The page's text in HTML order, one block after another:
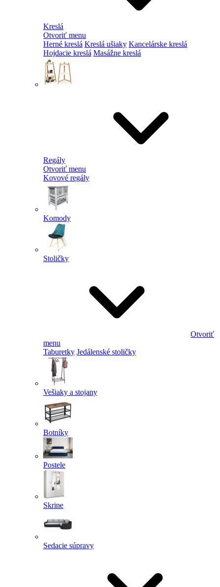
Kreslá
Otvoriť menu
Herné kreslá Kreslá ušiaky Kancelárske kreslá
Hojdacie kreslá Masážne kreslá
Regály
Otvoriť menu
Kovové regály
Komody
Stoličky
Otvoriť
menu
Taburetky Jedálenské stoličky
Vešiaky a stojany
Botníky
Postele
Skrine
Sedacie súpravy